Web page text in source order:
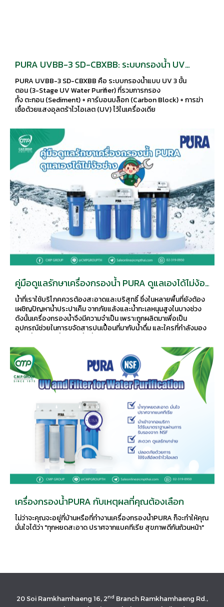
PURA UVBB-3 SD-CBXBB: ระบบกรองน้ำ UV
3 ชั้น สำหรับบ้านและอุตสาหกรรมเบา
PURA UVBB-3 SD-CBXBB คือ ระบบกรองน้ำแบบ UV 3 ขั้น
ตอน (3-Stage UV Water Purifier) ที่รวมการกรอง
ทั้ง ตะกอน (Sediment) + คาร์บอนบล็อก (Carbon Block) + การฆ่า
เชื้อด้วยแสงอุลตร้าไวโอเลต (UV) ไว้ในเครื่องเดีย
คู่มือดูแลรักษาเครื่องกรองน้ำ PURA ดูแลเองได้ไม่ง้อ
ช่าง
น้ำที่เราใช้บริโภคควรต้องสะอาดและบริสุทธิ์ ซึ่งในหลายพื้นที่ยังต้อง
เผชิญปัญหาน้ำประปาเค็ม จากภัยแล้งและน้ำทะเลหนุนสูงในบางช่วง
ดังนั้นเครื่องกรองน้ำจึงมีความจำเป็น เพราะถูกผลิตมาเพื่อเป็น
อุปกรณ์ช่วยในการขจัดสารปนเปื้อนที่มากับน้ำดื่ม และใครที่กำลังมอง
เครื่องกรองน้ำPURA กับเหตุผลที่คุณต้องเลือก
ไม่ว่าจะคุณจะอยู่ที่บ้านหรือที่ทำงานเครื่องกรองน้ำPURA ก็จะทำให้คุณ
มั่นใจได้ว่า "ทุกหยดสะอาด ปราศจากแบคทีเรีย สุขภาพดีกันถ้วนหน้า"
20 Soi Ramkhamhaeng 16, 2nd Branch Ramkhamhaeng Rd.,